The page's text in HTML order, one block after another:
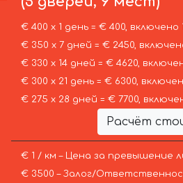
€ 400 х 1 день = € 400, включено
€ 350 х 7 дней = € 2450,
€ 330 х 14 дней = € 4620,
€ 300 х 21 день = € 6300,
€ 275 х 28 дней = € 7700,
Расчёт
€ 1 / км – Цена за превышение
€ 3500 – Залог/